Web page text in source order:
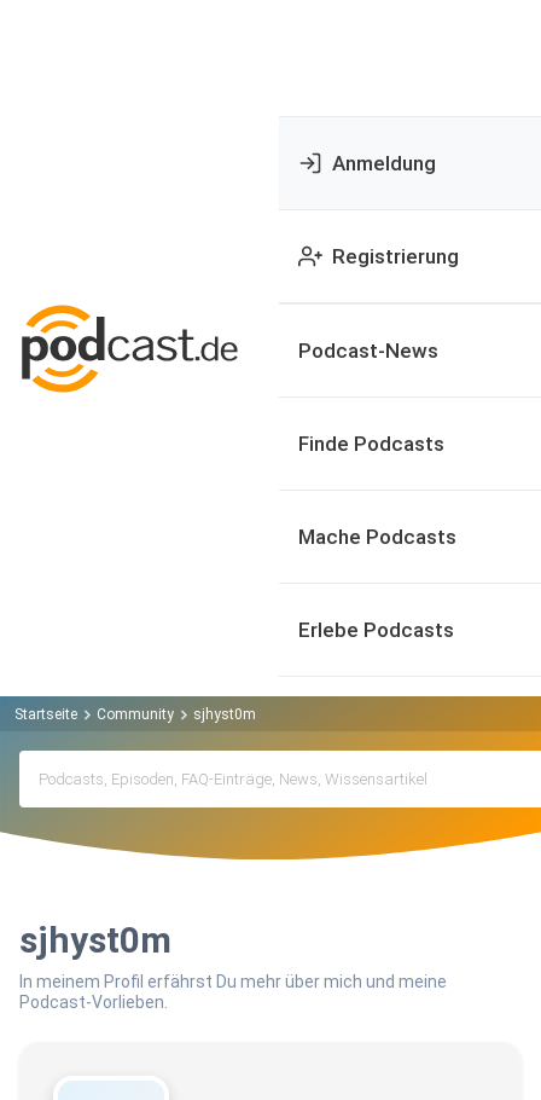
Anmeldung
Registrierung
Podcast-News
Finde Podcasts
Mache Podcasts
Erlebe Podcasts
Startseite Community sjhyst0m
sjhyst0m
In meinem Profil erfährst Du mehr über mich und meine
Podcast-Vorlieben.